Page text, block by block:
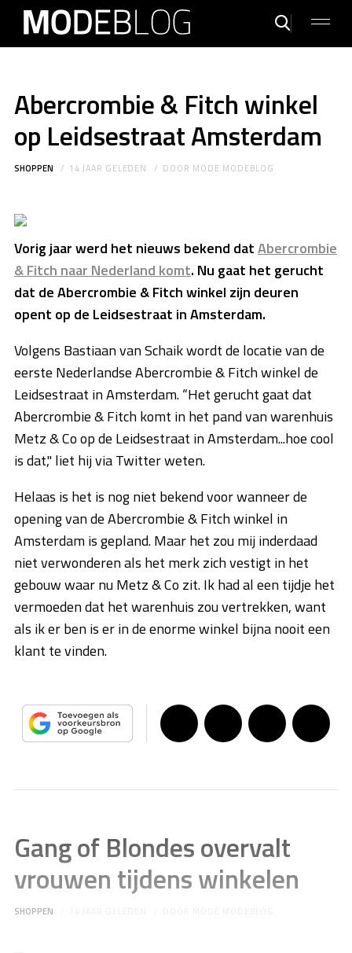
Abercrombie & Fitch winkel
op Leidsestraat Amsterdam
SHOPPEN 14 JAAR GELEDEN DOOR MODE MODEBLOG
Vorig jaar werd het nieuws bekend datAbercrombie
& Fitch naar Nederland komt. Nu gaat het gerucht
dat de Abercrombie & Fitch winkel zijn deuren
opent op de Leidsestraat in Amsterdam.
Volgens Bastiaan van Schaik wordt de locatie van de
eerste Nederlandse Abercrombie & Fitch winkel de
Leidsestraat in Amsterdam. “Het gerucht gaat dat
Abercrombie & Fitch komt in het pand van warenhuis
Metz & Co op de Leidsestraat in Amsterdam...hoe cool
is dat," liet hij via Twitter weten.
Helaas is het is nog niet bekend voor wanneer de
opening van de Abercrombie & Fitch winkel in
Amsterdam is gepland. Maar het zou mij inderdaad
niet verwonderen als het merk zich vestigt in het
gebouw waar nu Metz & Co zit. Ik had al een tijdje het
vermoeden dat het warenhuis zou vertrekken, want
als ik er ben is er in de enorme winkel bijna nooit een
klant te vinden.
Gang of Blondes overvalt
vrouwen tijdens winkelen
SHOPPEN